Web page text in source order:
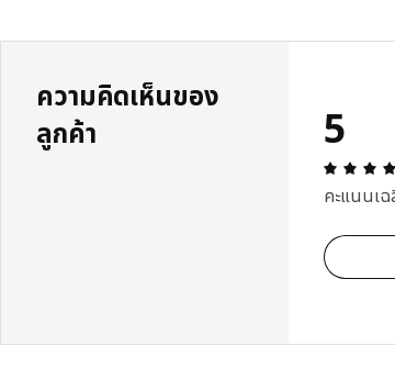
ความคิดเห็นของ
ลูกค้า
5
คะแนนเฉ